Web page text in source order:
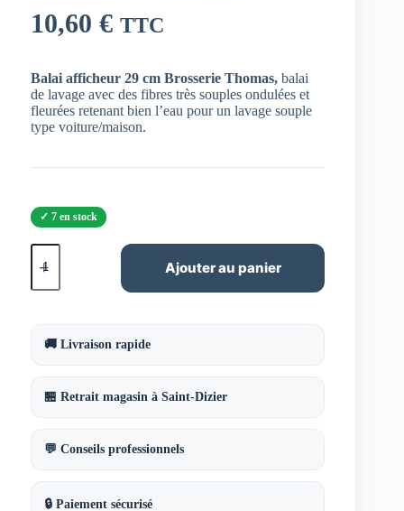
10,60 € TTC
Balai afficheur 29 cm Brosserie Thomas, balai
de lavage avec des fibres très souples ondulées et
fleurées retenant bien l’eau pour un lavage souple
type voiture/maison.
7 en stock
quantité
de
cm
Brosserie
Thomas
Ajouter au panier
🚚 Livraison rapide
🏪 Retrait magasin à Saint-Dizier
💬 Conseils professionnels
🔒 Paiement sécurisé